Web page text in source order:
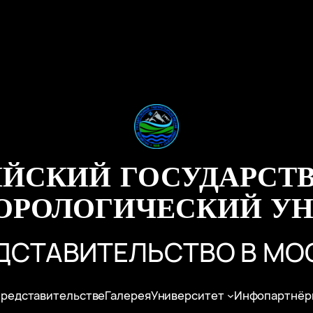
В
ГалереяУниверситет